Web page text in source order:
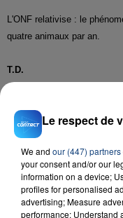
L'ONF relativise : le
quatre animaux par an.
T.D.
Le respect de
We and our (447) partners
your consent and/or our
information on a device;
profiles for personalised
advertising; Measure
performance; Understand